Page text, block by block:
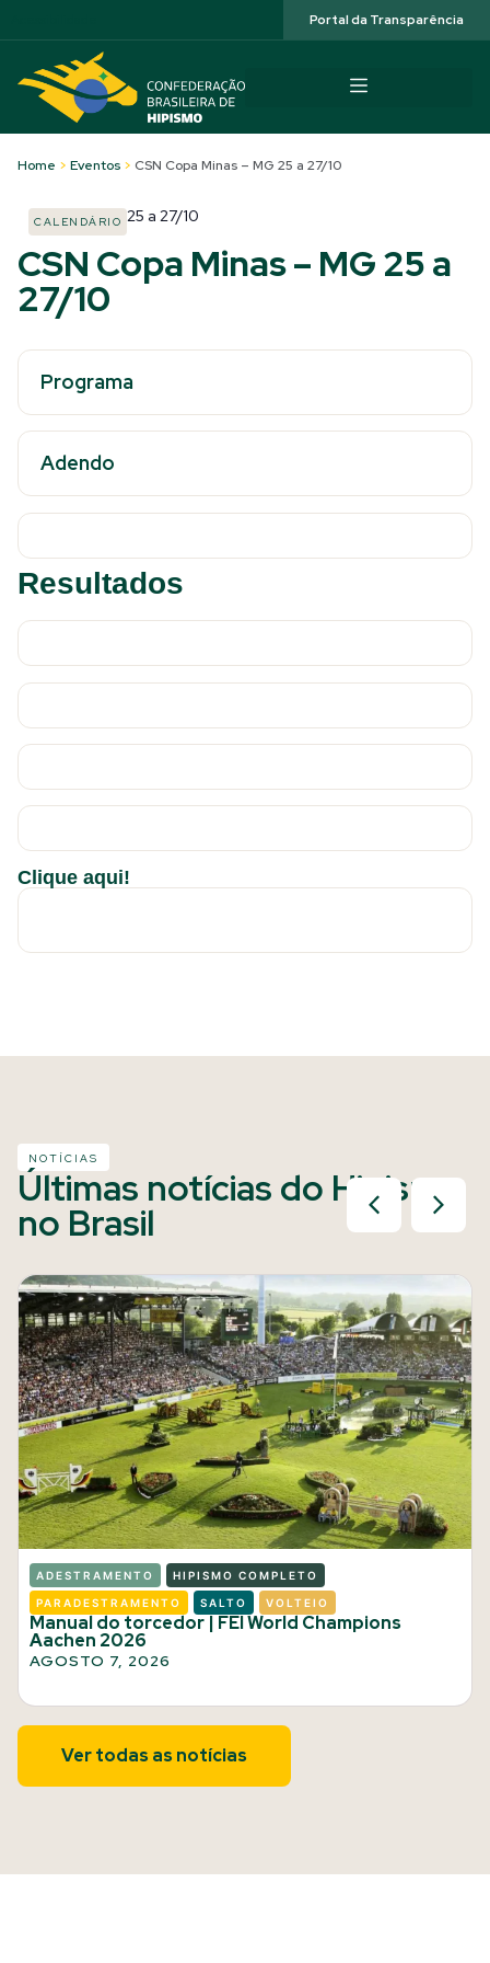
Portal da Transparência
Home > Eventos > CSN Copa Minas – MG 25 a 27/10
CALENDÁRIO 25 a 27/10
CSN Copa Minas – MG 25 a
27/10
Programa
Adendo
Resultados
Clique aqui!
NOTÍCIAS
Últimas notícias do Hipismo
no Brasil
ADESTRAMENTO HIPISMO COMPLETO
PARADESTRAMENTO SALTO VOLTEIO
Manual do torcedor | FEI World Champions
Aachen 2026
AGOSTO 7, 2026
Ver todas as notícias